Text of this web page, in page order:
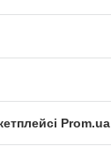
Prom.ua